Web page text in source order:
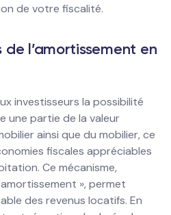
de votre fiscalité.
l’amortissement en
investisseurs la possibilité
une partie de la valeur
ainsi que du mobilier, ce
fiscales appréciables
Ce mécanisme,
», permet
des revenus locatifs. En